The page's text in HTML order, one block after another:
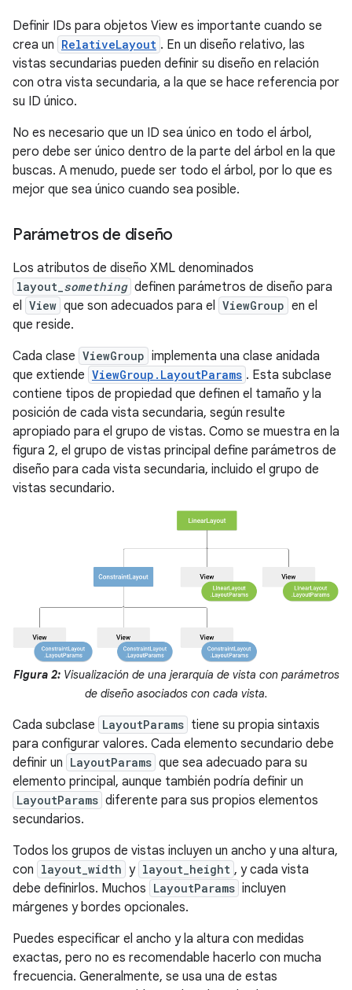
Definir IDs para objetos View es importante cuando se
crea un RelativeLayout . En un diseño relativo, las
vistas secundarias pueden definir su diseño en relación
con otra vista secundaria, a la que se hace referencia por
su ID único.
No es necesario que un ID sea único en todo el árbol,
pero debe ser único dentro de la parte del árbol en la que
buscas. A menudo, puede ser todo el árbol, por lo que es
mejor que sea único cuando sea posible.
Parámetros de diseño
Los atributos de diseño XML denominados
layout_ something definen parámetros de diseño para
el View que son adecuados para el ViewGroup en el
que reside.
Cada clase ViewGroup implementa una clase anidada
que extiende ViewGroup.LayoutParams . Esta subclase
contiene tipos de propiedad que definen el tamaño y la
posición de cada vista secundaria, según resulte
apropiado para el grupo de vistas. Como se muestra en la
figura 2, el grupo de vistas principal define parámetros de
diseño para cada vista secundaria, incluido el grupo de
vistas secundario.
Figura 2:Visualización de una jerarquía de vista con parámetros
de diseño asociados con cada vista.
Cada subclase LayoutParams tiene su propia sintaxis
para configurar valores. Cada elemento secundario debe
definir un LayoutParams que sea adecuado para su
elemento principal, aunque también podría definir un
LayoutParams diferente para sus propios elementos
secundarios.
Todos los grupos de vistas incluyen un ancho y una altura,
con layout_width y layout_height , y cada vista
debe definirlos. Muchos LayoutParams incluyen
márgenes y bordes opcionales.
Puedes especificar el ancho y la altura con medidas
exactas, pero no es recomendable hacerlo con mucha
frecuencia. Generalmente, se usa una de estas